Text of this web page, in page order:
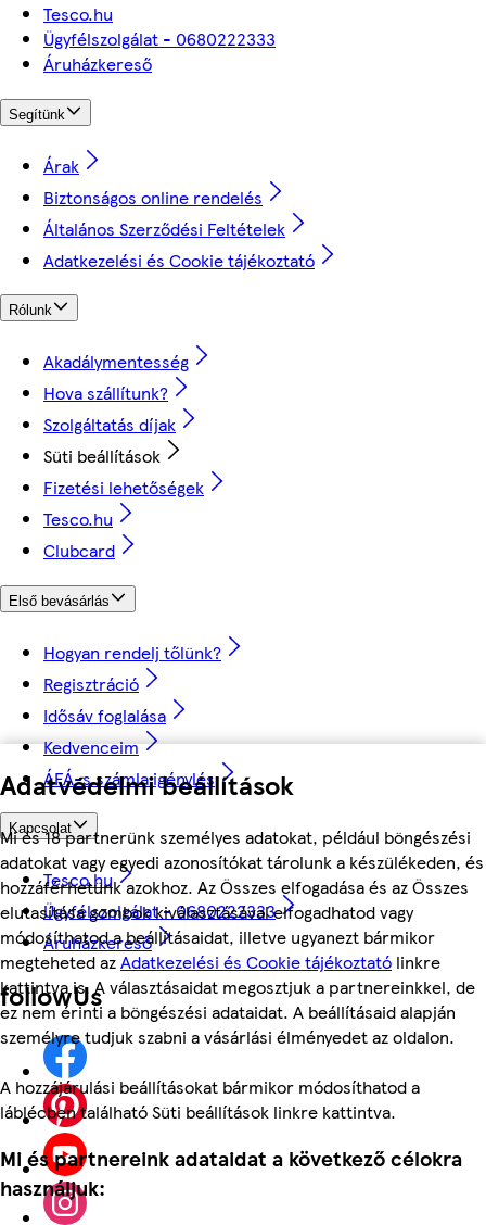
Adatvédelmi beállítások
Mi és 18 partnerünk személyes adatokat, például böngészési
adatokat vagy egyedi azonosítókat tárolunk a készülékeden, és
hozzáférhetünk azokhoz. Az Összes elfogadása és az Összes
elutasítása gombok kiválasztásával elfogadhatod vagy
módosíthatod a beállításaidat, illetve ugyanezt bármikor
megteheted azAdatkezelési és Cookie tájékoztató linkre
kattintva is. A választásaidat megosztjuk a partnereinkkel, de
ez nem érinti a böngészési adataidat. A beállításaid alapján
személyre tudjuk szabni a vásárlási élményedet az oldalon.
A hozzájárulási beállításokat bármikor módosíthatod a
láblécben található Süti beállítások linkre kattintva.
Mi és partnereink adataidat a következő célokra
használjuk:
Tesco.hu
Ügyfélszolgálat - 0680222333
Áruházkereső
Segítünk
Árak
Biztonságos online rendelés
Általános Szerződési Feltételek
Adatkezelési és Cookie tájékoztató
Rólunk
Akadálymentesség
Hova szállítunk?
Szolgáltatás díjak
Süti beállítások
Fizetési lehetőségek
Tesco.hu
Clubcard
Első bevásárlás
Hogyan rendelj tőlünk?
Regisztráció
Idősáv foglalása
Kedvenceim
ÁFÁ-s számla igénylés
Kapcsolat
Tesco.hu
Ügyfélszolgálat - 0680222333
Áruházkereső
followUs